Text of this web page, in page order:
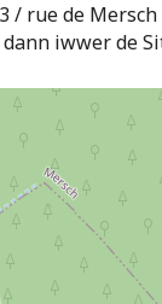
/ rue de Mersch
iwwer de